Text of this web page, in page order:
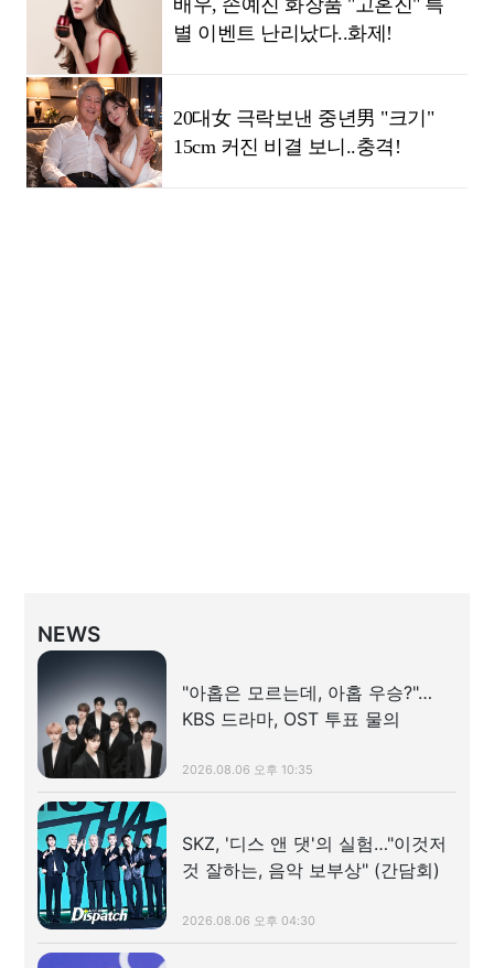
NEWS
"아홉은 모르는데, 아홉 우승?"…
KBS 드라마, OST 투표 물의
2026.08.06 오후 10:35
SKZ, '디스 앤 댓'의 실험…"이것저
것 잘하는, 음악 보부상" (간담회)
2026.08.06 오후 04:30